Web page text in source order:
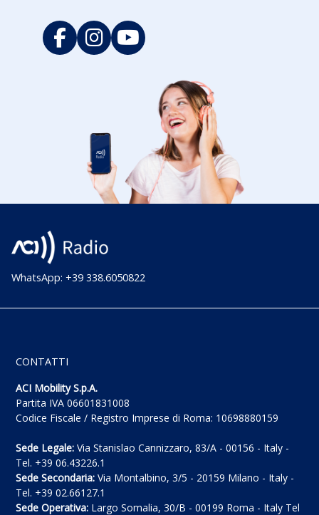
WhatsApp: +39 338.6050822
CONTATTI
ACI Mobility S.p.A.
Partita IVA 06601831008
Codice Fiscale / Registro Imprese di Roma: 10698880159
Sede Legale: Via Stanislao Cannizzaro, 83/A - 00156 - Italy -
Tel. +39 06.43226.1
Sede Secondaria: Via Montalbino, 3/5 - 20159 Milano - Italy -
Tel. +39 02.66127.1
Sede Operativa: Largo Somalia, 30/B - 00199 Roma - Italy Tel